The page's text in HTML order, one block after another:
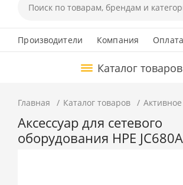
Производители Компания Оплата
Каталог товаров
Главная Каталог товаров
Аксессуар для сетевого
оборудования HPE JC680A